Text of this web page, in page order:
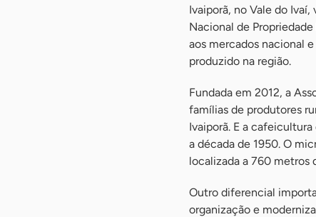
Ivaiporã, no Vale do
Nacional de
aos mercados nacional
produzido na região.
Fundada em 2012, a
famílias de produtores
Ivaiporã. E a
a década de 1950. O
localizada a 760 metros
Outro diferencial
organização e